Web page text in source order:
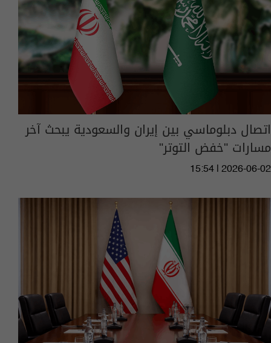
اتصال دبلوماسي بين إيران والسعودية يبحث آخر
مسارات "خفض التوتر"
15:54 | 2026-06-02